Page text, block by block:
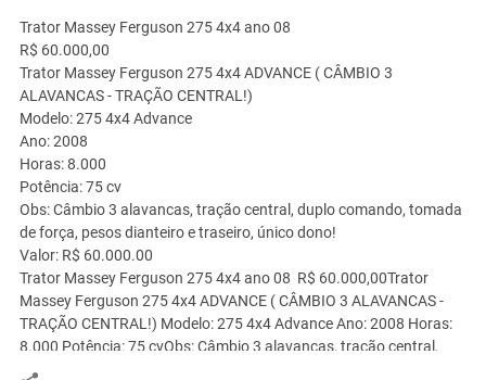
Trator Massey Ferguson 275 4x4 ano 08
R$ 60.000,00
Trator Massey Ferguson 275 4x4 ADVANCE ( CÂMBIO 3
ALAVANCAS - TRAÇÃO CENTRAL!)
Modelo: 275 4x4 Advance
Ano: 2008
Horas: 8.000
Potência: 75 cv
Obs: Câmbio 3 alavancas, tração central, duplo comando, tomada
de força, pesos dianteiro e traseiro, único dono!
Valor: R$ 60.000.00
Trator Massey Ferguson 275 4x4 ano 08 R$ 60.000,00Trator
Massey Ferguson 275 4x4 ADVANCE ( CÂMBIO 3 ALAVANCAS -
TRAÇÃO CENTRAL!) Modelo: 275 4x4 Advance Ano: 2008 Horas:
8.000 Potência: 75 cvObs: Câmbio 3 alavancas, tração central,
duplo comando, tomada de força, pesos dianteiro e traseiro, único